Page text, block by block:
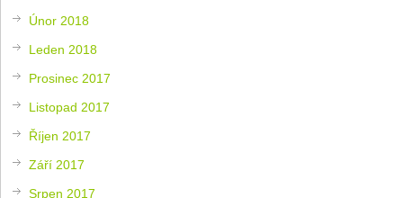
Únor 2018
Leden 2018
Prosinec 2017
Listopad 2017
Říjen 2017
Září 2017
Srpen 2017